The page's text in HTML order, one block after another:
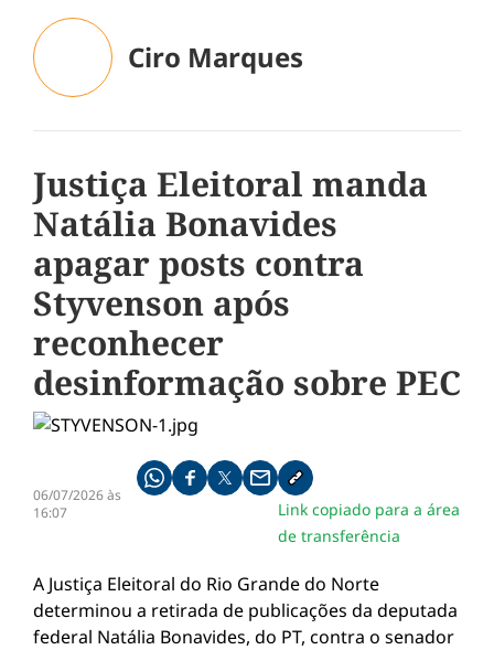
Ciro Marques
Justiça Eleitoral manda
Natália Bonavides
apagar posts contra
Styvenson após
reconhecer
desinformação sobre PEC
06/07/2026 às
16:07
Compartilhe pelo whatsapp
Compartilhar no facebook
Compartilhar no twitter
Compartilhe pelo email
Copiar link da notícia
Link copiado para a área
de transferência
A Justiça Eleitoral do Rio Grande do Norte
determinou a retirada de publicações da deputada
federal Natália Bonavides, do PT, contra o senador